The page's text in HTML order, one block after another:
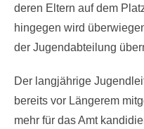
deren Eltern auf dem
hingegen wird
der Jugendabteilung
Der langjährige
bereits vor Längerem
mehr für das Amt